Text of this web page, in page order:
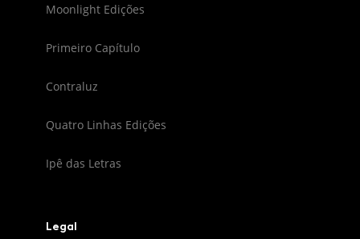
Moonlight Edições
Primeiro Capítulo
Contraluz
Quatro Linhas Edições
Ipê das Letras
Legal